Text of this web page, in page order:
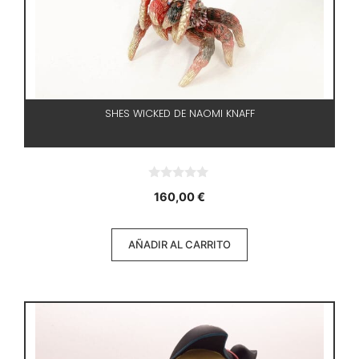
SHES WICKED DE NAOMI KNAFF
d160,00€
AÑADIR AL CARRITO